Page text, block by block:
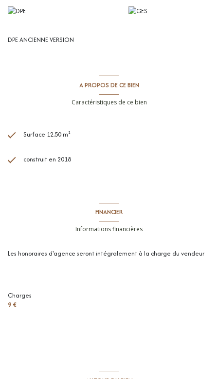
DPE ANCIENNE VERSION
A PROPOS DE CE BIEN
Caractéristiques de ce bien
Surface 12,50 m²
construit en 2018
FINANCIER
Informations financières
Les honoraires d'agence seront intégralement à la charge du vendeur
Charges
9 €